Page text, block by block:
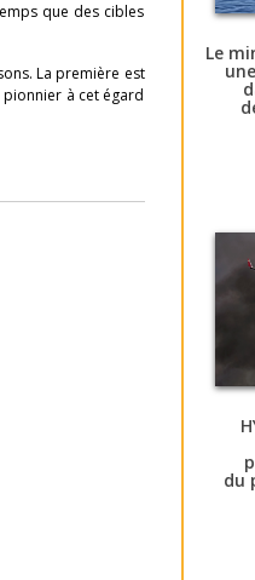
que des cibles
La première est
pionnier à cet égard
Le
du